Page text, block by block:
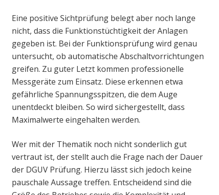
Eine positive Sichtprüfung belegt aber noch lange
nicht, dass die Funktionstüchtigkeit der Anlagen
gegeben ist. Bei der Funktionsprüfung wird genau
untersucht, ob automatische Abschaltvorrichtungen
greifen. Zu guter Letzt kommen professionelle
Messgeräte zum Einsatz. Diese erkennen etwa
gefährliche Spannungsspitzen, die dem Auge
unentdeckt bleiben. So wird sichergestellt, dass
Maximalwerte eingehalten werden.
Wer mit der Thematik noch nicht sonderlich gut
vertraut ist, der stellt auch die Frage nach der Dauer
der DGUV Prüfung. Hierzu lässt sich jedoch keine
pauschale Aussage treffen. Entscheidend sind die